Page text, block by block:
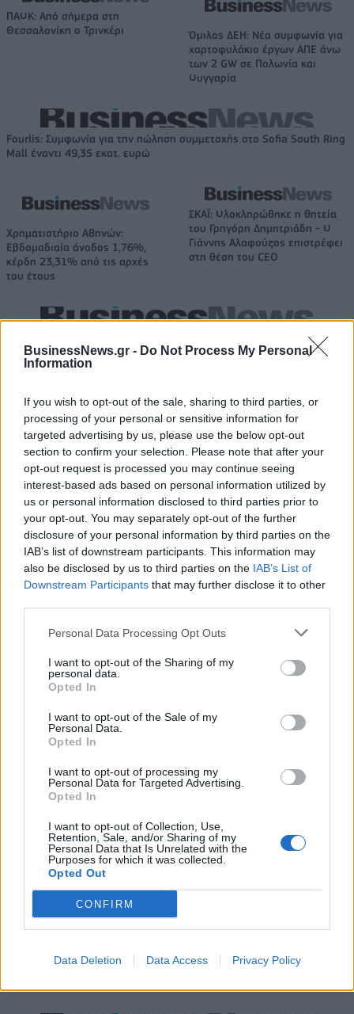
BusinessNews.gr - Do Not Process My Personal
Information
If you wish to opt-out of the sale, sharing to third parties, or
processing of your personal or sensitive information for
targeted advertising by us, please use the below opt-out
section to confirm your selection. Please note that after your
opt-out request is processed you may continue seeing
interest-based ads based on personal information utilized by
us or personal information disclosed to third parties prior to
your opt-out. You may separately opt-out of the further
disclosure of your personal information by third parties on the
IAB’s list of downstream participants. This information may
also be disclosed by us to third parties on the IAB’s List of
Downstream Participants that may further disclose it to other
Personal Data Processing Opt Outs
I want to opt-out of the Sharing of my
personal data.
Opted In
I want to opt-out of the Sale of my
Personal Data.
Opted In
I want to opt-out of processing my
Personal Data for Targeted Advertising.
Opted In
I want to opt-out of Collection, Use,
Retention, Sale, and/or Sharing of my
Personal Data that Is Unrelated with the
Purposes for which it was collected.
Opted Out
CONFIRM
Data Deletion Data Access Privacy Policy
ΠΑΟΚ: Από σήμερα στη
Θεσσαλονίκη ο Τρινκέρι
Όμιλος ΔΕΗ: Νέα συμφωνία για
χαρτοφυλάκιο έργων ΑΠΕ άνω
των 2 GW σε Πολωνία και
Ουγγαρία
Fourlis: Συμφωνία για την πώληση συμμετοχής στο Sofia South Ring
Mall έναντι 49,35 εκατ. ευρώ
Χρηματιστήριο Αθηνών:
Εβδομαδιαία άνοδος 1,76%,
κέρδη 23,31% από τις αρχές
του έτους
ΣΚΑΪ: Ολοκληρώθηκε η θητεία
του Γρηγόρη Δημητριάδη - Ο
Γιάννης Αλαφούζος επιστρέφει
στη θέση του CEO
Media: Με ενίσχυση 8 εκατ. ευρώ σε 451 επιχειρήσεις ξεκίνησε το
πρόγραμμα στήριξης- Κάλυψη εισφορών ΕΔΟΕΑΠ
Η Toyota φέρνει νέα γενιά
μπαταριών για τα υβριδικά της
Σε κινεζική… πολιορκία η
ευρωπαϊκή
αυτοκινητοβιομηχανία
Νέο Audi A2 e-tron με στόχο την κορυφή της αποδοτικότητας
Mundo Deportivo για
Παναθηναϊκό: «Μια πεντάδα
που σπέρνει τον φόβο στην
Ευρώπη»
Εθνική Κορασίδων: Απέναντι
Ευρωμπάσκετ (live stream)
Ελληνική Αναπτυξιακή Τράπεζα: Με «προίκα» 2 δισ. ευρώ ανοίγει
δρόμο για δάνεια έως 5 δισ. σε μικρομεσαίες
εκατ. ευρώ και αύξηση κερδών
57% - Τα νέα στοιχήματα σε
low & non alcohol
Χρηματοοικονομικός
σύμβουλος της ΔΕΗ για την
Η Chery επενδύει 75 εκατ. δολάρια στην KG Mobility
18.990 ευρώ
συνεχίζουν μαζί: Ανανέωση της
συνεργασίας τους μέχρι το